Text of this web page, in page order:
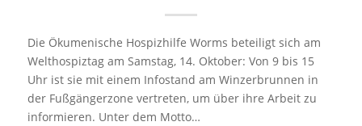
Die Ökumenische Hospizhilfe Worms beteiligt sich am
Welthospiztag am Samstag, 14. Oktober: Von 9 bis 15
Uhr ist sie mit einem Infostand am Winzerbrunnen in
der Fußgängerzone vertreten, um über ihre Arbeit zu
informieren. Unter dem Motto…